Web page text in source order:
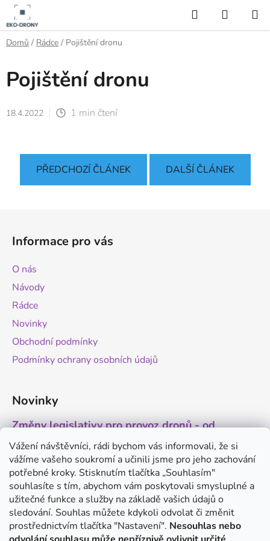
Vážení návštěvníci, rádi bychom vás informovali, že si
vážíme vašeho soukromí a učinili jsme pro jeho zachování
potřebné kroky. Stisknutím tlačítka „Souhlasím"
souhlasíte s tím, abychom vám poskytovali smysluplné a
užitečné funkce a služby na základě vašich údajů o
sledování. Souhlas můžete kdykoli odvolat či změnit
prostřednictvím tlačítka "Nastavení". Nesouhlas nebo
Přejít
obsah
Hledat
KOŠÍK
Domů / Rádce / Pojištění dronu
Pojištění dronu
18.4.2022 1 min čtení
PŘEDCHOZÍ ČLÁNEK DALŠÍ ČLÁNEK
Informace pro vás
O nás
Návody
Rádce
Novinky
Obchodní podmínky
Podmínky ochrany osobních údajů
Novinky
Změny legislativy pro provoz dronů - od
20.8.2025
1 min čtení
Antigravity A1 - revoluční minidron s 360°
kamerou
20.8.2025
1 min čtení